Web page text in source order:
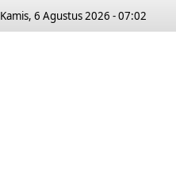
Kamis, 6 Agustus 2026 - 07:02